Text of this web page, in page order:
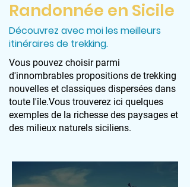
Randonnée en Sicile
Découvrez avec moi les meilleurs
itinéraires de trekking.
Vous pouvez choisir parmi
d'innombrables propositions de trekking
nouvelles et classiques dispersées dans
toute l'île.Vous trouverez ici quelques
exemples de la richesse des paysages et
des milieux naturels siciliens.